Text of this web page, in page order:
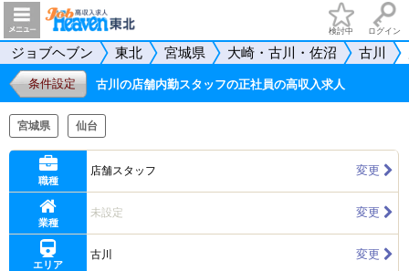
検討中 ログイン
ジョブヘブン 東北 宮城県 大崎・古川・佐沼 古川
条件設定 古川の店舗内勤スタッフの正社員の高収入求人
宮城県 仙台
職種
店舗スタッフ 変更
業種
未設定 変更
エリア
古川 変更